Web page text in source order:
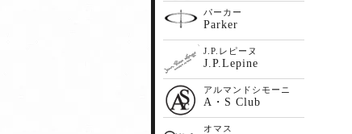
パーカー
Parker
J.P.レピーヌ
J.P.Lepine
アルマンドシモーニ
A・S Club
オマス